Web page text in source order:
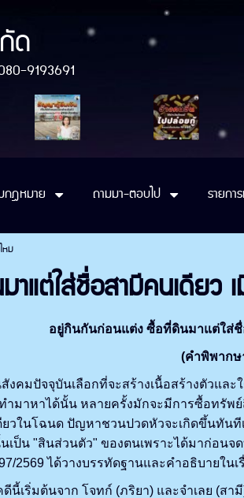
ด
9193691
กฎหมาย ถามมา-ตอบไป รายกา
หม
ต่ใส่ชื่อสามีคนเดียว
อยู่กินกันก่อนแต่ง ซื้อที่ดินมาแต่ใส่
(คำพิพากษ
ปัจจุบันเลือกที่จะสร้างเนื้อสร้างตัวและ
ำมาหาได้นั้น หลายครั้งมักจะมีการซื้อทรัพ
ยวในโฉนด ปัญหาชวนปวดหัวจะเกิดขึ้นทัน
เป็น "สินส่วนตัว" ของตนเพราะได้มาก่อน
2569 ได้วางบรรทัดฐานและคำอธิบายใน
ริ่มต้นจาก โจทก์ (ภริยา) และจำเลย (สา